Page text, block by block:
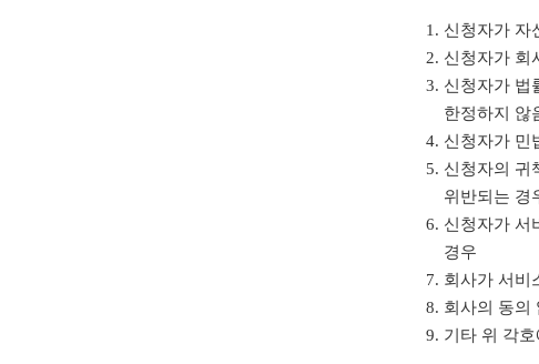
신청자가 자
신청자가 회
신청자가 법
한정하지 않
신청자가 민
신청자의 귀
위반되는 경
신청자가 서
경우
회사가 서비
회사의 동의
기타 위 각